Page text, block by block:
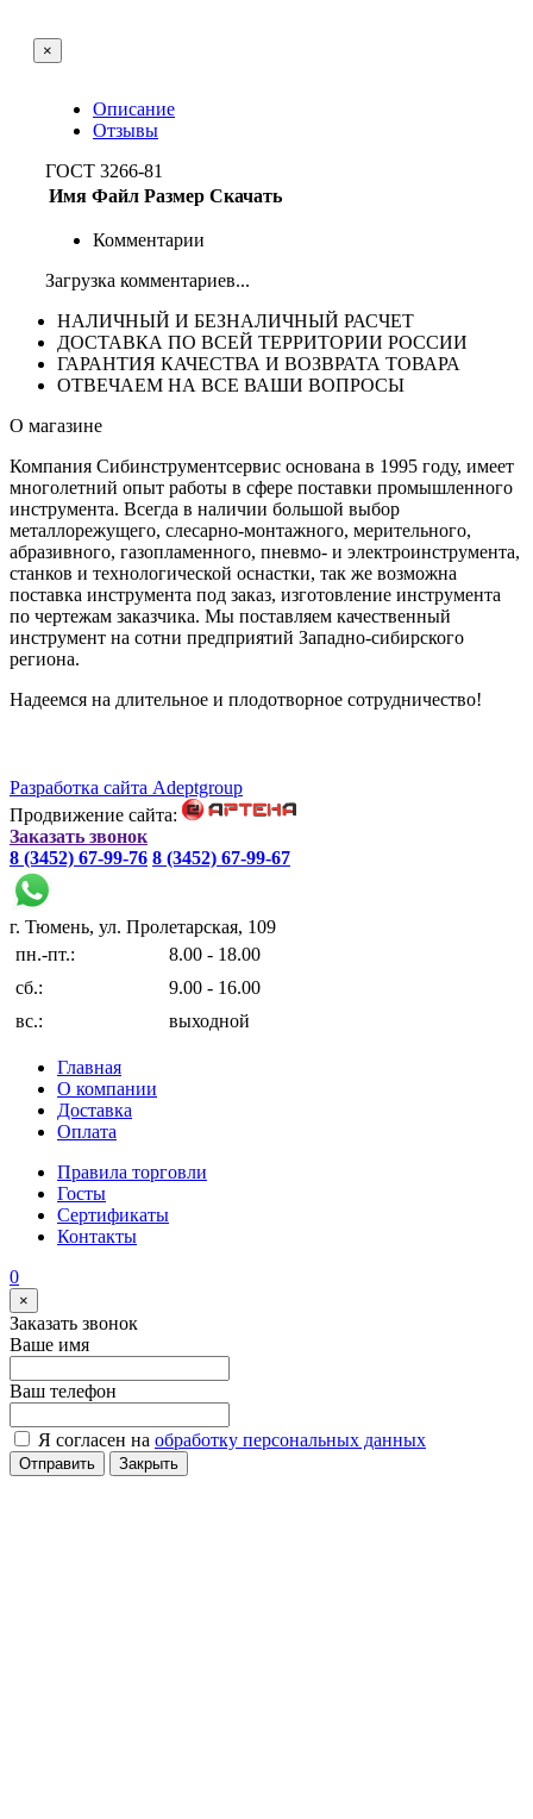
×
Описание
Отзывы
ГОСТ 3266-81
Имя Файл Размер Скачать
Комментарии
Загрузка комментариев...
НАЛИЧНЫЙ И БЕЗНАЛИЧНЫЙ РАСЧЕТ
ДОСТАВКА ПО ВСЕЙ ТЕРРИТОРИИ РОССИИ
ГАРАНТИЯ КАЧЕСТВА И ВОЗВРАТА ТОВАРА
ОТВЕЧАЕМ НА ВСЕ ВАШИ ВОПРОСЫ
О магазине
Компания Сибинструментсервис основана в 1995 году, имеет
многолетний опыт работы в сфере поставки промышленного
инструмента. Всегда в наличии большой выбор
металлорежущего, слесарно-монтажного, мерительного,
абразивного, газопламенного, пневмо- и электроинструмента,
станков и технологической оснастки, так же возможна
поставка инструмента под заказ, изготовление инструмента
по чертежам заказчика. Мы поставляем качественный
инструмент на сотни предприятий Западно-сибирского
региона.
Надеемся на длительное и плодотворное сотрудничество!
Разработка сайта Adeptgroup
Продвижение сайта:
Заказать звонок
8 (3452) 67-99-76 8 (3452) 67-99-67
г. Тюмень, ул. Пролетарская, 109
пн.-пт.:
8.00 - 18.00
сб.:
9.00 - 16.00
вс.:
выходной
Главная
О компании
Доставка
Оплата
Правила торговли
Госты
Сертификаты
Контакты
0
×
Заказать звонок
Ваше имя
Ваш телефон
Я согласен на обработку персональных данных
Отправить Закрыть